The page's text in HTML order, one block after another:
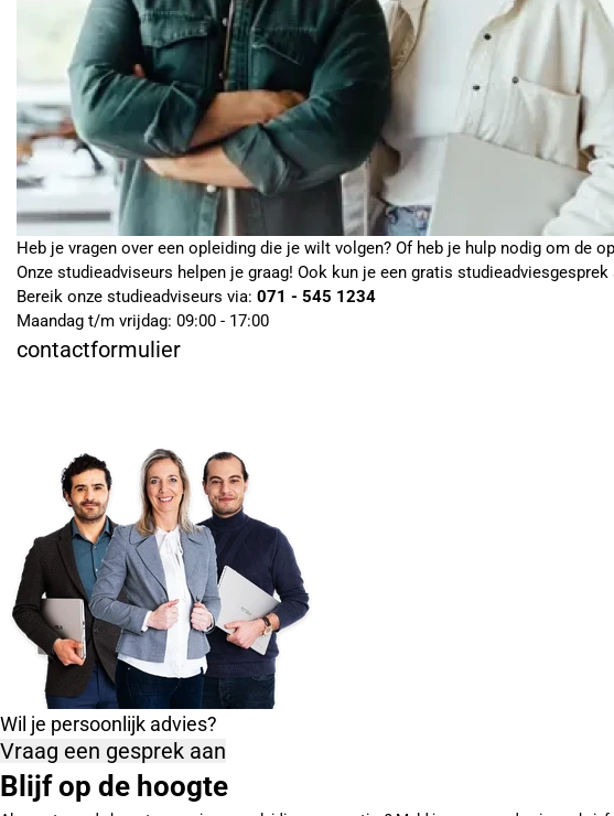
Heb je vragen over een opleiding die je wilt volgen? Of heb je hulp nodig om de
Onze studieadviseurs helpen je graag! Ook kun je een gratis
Bereik onze studieadviseurs via: 071 - 545 1234
Maandag t/m vrijdag: 09:00 - 17:00
contactformulier
Wil je persoonlijk advies?
Vraag een gesprek aan
Blijf op de hoogte